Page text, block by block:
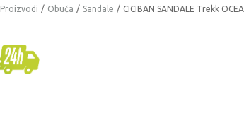
Proizvodi Obuća Sandale CICIBAN SANDALE Trekk